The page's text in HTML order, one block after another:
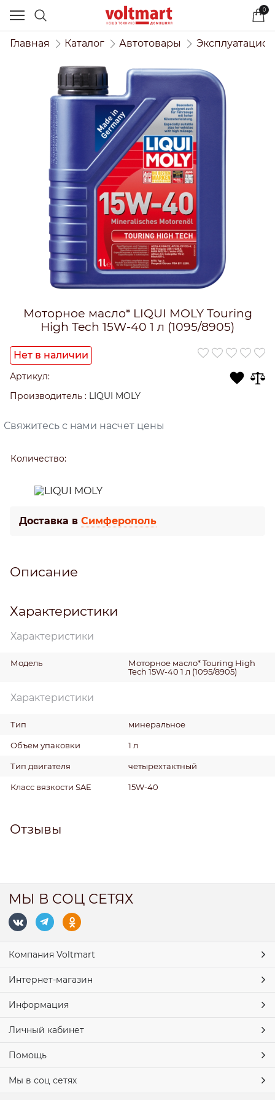
0
Главная Каталог Автотовары
Моторное масло* LIQUI MOLY Touring
High Tech 15W-40 1 л (1095/8905)
Нет в наличии
Артикул:
Производитель : LIQUI MOLY
Свяжитесь с нами насчет цены
Количество:
Доставка в Симферополь
Описание
Характеристики
Характеристики
Модель
Моторное масло* Touring High
Tech 15W-40 1 л (1095/8905)
Характеристики
Тип минеральное
Объем упаковки 1 л
Тип двигателя четырехтактный
Класс вязкости SAE 15W-40
Отзывы
МЫ В СОЦ СЕТЯХ
Компания Voltmart
Интернет-магазин
Информация
Личный кабинет
Помощь
Мы в соц сетях